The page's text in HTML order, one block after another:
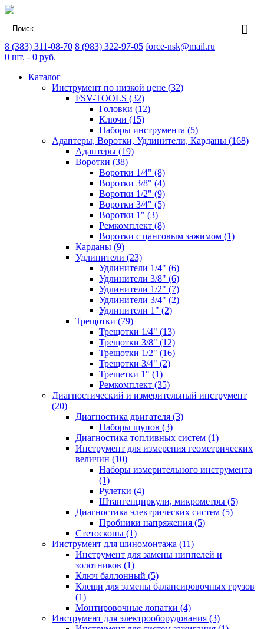
8 (383) 311-08-70 8 (983) 322-97-05 force-nsk@mail.ru
0 шт. - 0 руб.
Каталог
Инструмент по низкой цене (32)
FSV-TOOLS (32)
Головки (12)
Ключи (15)
Наборы инструмента (5)
Адаптеры, Воротки, Удлинители, Карданы (168)
Адаптеры (19)
Воротки (38)
Воротки 1/4" (8)
Воротки 3/8" (4)
Воротки 1/2" (9)
Воротки 3/4" (5)
Воротки 1" (3)
Ремкомплект (8)
Воротки с цанговым зажимом (1)
Карданы (9)
Удлинители (23)
Удлинители 1/4" (6)
Удлинители 3/8" (6)
Удлинители 1/2" (7)
Удлинители 3/4" (2)
Удлинители 1" (2)
Трещотки (79)
Трещотки 1/4" (13)
Трещотки 3/8" (12)
Трещотки 1/2" (16)
Трещотки 3/4" (2)
Трещетки 1" (1)
Ремкомплект (35)
Диагностический и измерительный инструмент
(20)
Диагностика двигателя (3)
Наборы щупов (3)
Диагностика топливных систем (1)
Инструмент для измерения геометрических
величин (10)
Наборы измерительного инструмента
(1)
Рулетки (4)
Штангенциркули, микрометры (5)
Диагностика электрических систем (5)
Пробники напряжения (5)
Стетоскопы (1)
Инструмент для шиномонтажа (11)
Инструмент для замены ниппелей и
золотников (1)
Ключ баллонный (5)
Клещи для замены балансировочных грузов
(1)
Монтировочные лопатки (4)
Инструмент для электрооборудования (3)